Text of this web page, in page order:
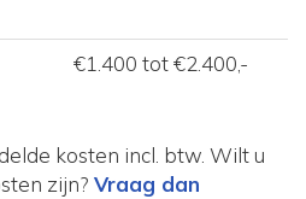
€1.400 tot €2.400,-
kosten incl. btw. Wilt u
zijn? Vraag dan